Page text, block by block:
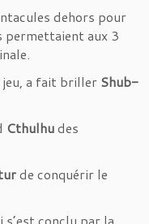
dehors pour
permettaient aux 3
a fait briller Shub-
Cthulhudes
de conquérir le